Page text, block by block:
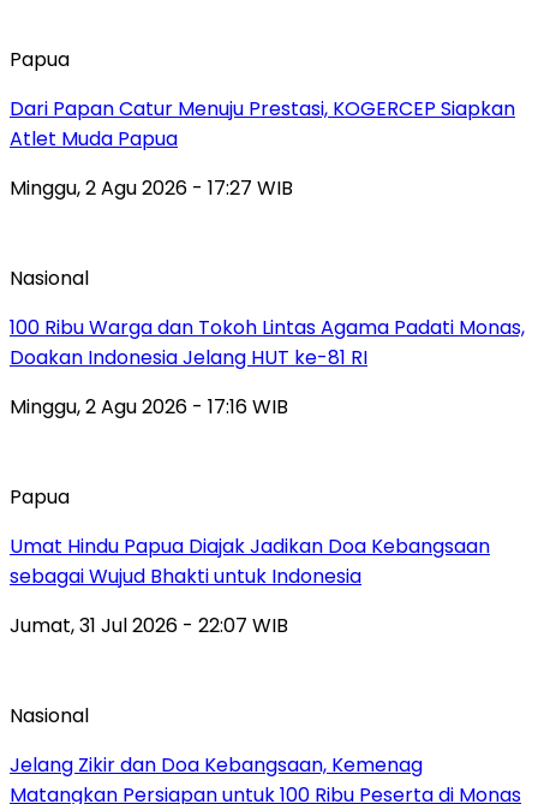
Papua
Dari Papan Catur Menuju Prestasi, KOGERCEP Siapkan
Atlet Muda Papua
Minggu, 2 Agu 2026 - 17:27 WIB
Nasional
100 Ribu Warga dan Tokoh Lintas Agama Padati Monas,
Doakan Indonesia Jelang HUT ke-81 RI
Minggu, 2 Agu 2026 - 17:16 WIB
Papua
Umat Hindu Papua Diajak Jadikan Doa Kebangsaan
sebagai Wujud Bhakti untuk Indonesia
Jumat, 31 Jul 2026 - 22:07 WIB
Nasional
Jelang Zikir dan Doa Kebangsaan, Kemenag
Matangkan Persiapan untuk 100 Ribu Peserta di Monas